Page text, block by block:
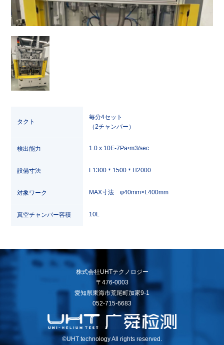
タクト
毎分4セット
（2チャンバー）
検出能力 1.0 x 10E-7Pa‣m3/sec
設備寸法 L1300＊1500＊H2000
対象ワーク MAX寸法 φ40mm×L400mm
真空チャンバー容積 10L
株式会社UHTテクノロジー
〒476-0003
愛知県東海市荒尾町加家9-1
052-715-6683
©UHT technology All rights reserved.